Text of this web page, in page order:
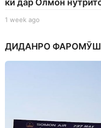
ки дар Олмон
1 week ago
e
ДИДАНРО ФАРОМӮШ